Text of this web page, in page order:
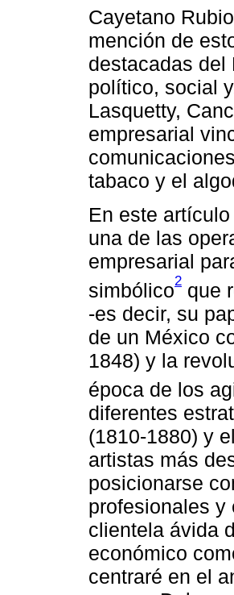
Cayetano
mención de
destacadas del
político, social
Lasquetty,
empresarial
tabaco y el
En este
una de las
empresarial
simbólico2 que
-es decir, su
de un México
1848) y la
época de los
diferentes
(1810-1880) y
artistas más
posicionarse
profesionales y
clientela ávida
económico
centraré en el